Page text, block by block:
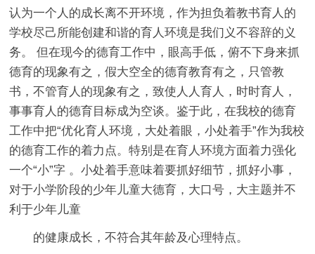
认为一个人的成长离不开环境，作为担负着教书育人的
学校尽己所能创建和谐的育人环境是我们义不容辞的义
务。 但在现今的德育工作中，眼高手低，俯不下身来抓
德育的现象有之，假大空全的德育教育有之，只管教
书，不管育人的现象有之，致使人人育人，时时育人，
事事育人的德育目标成为空谈。鉴于此，在我校的德育
工作中把“优化育人环境，大处着眼，小处着手”作为我校
的德育工作的着力点。特别是在育人环境方面着力强化
一个“小”字 。小处着手意味着要抓好细节，抓好小事，
对于小学阶段的少年儿童大德育，大口号，大主题并不
利于少年儿童
的健康成长，不符合其年龄及心理特点。